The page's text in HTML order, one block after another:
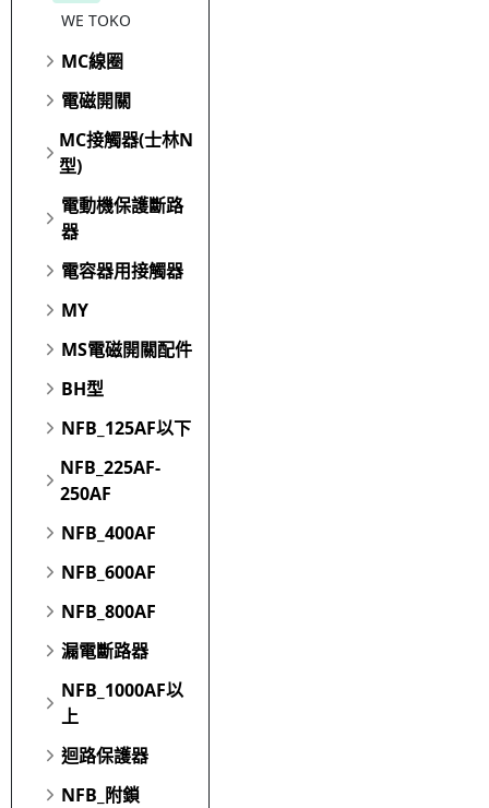
WE TOKO
MC線圈
電磁開關
MC接觸器(士林N
型)
電動機保護斷路
器
電容器用接觸器
MY
MS電磁開關配件
BH型
NFB_125AF以下
NFB_225AF-
250AF
NFB_400AF
NFB_600AF
NFB_800AF
漏電斷路器
NFB_1000AF以
上
迴路保護器
NFB_附鎖